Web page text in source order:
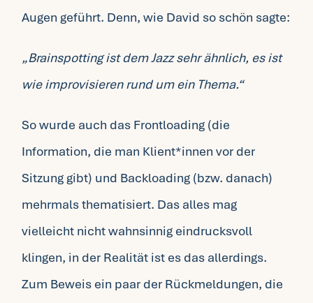
Augen geführt. Denn, wie David so schön sagte:
„Brainspotting ist dem Jazz sehr ähnlich, es ist
wie improvisieren rund um ein Thema.“
So wurde auch das Frontloading (die
Information, die man Klient*innen vor der
Sitzung gibt) und Backloading (bzw. danach)
mehrmals thematisiert. Das alles mag
vielleicht nicht wahnsinnig eindrucksvoll
klingen, in der Realität ist es das allerdings.
Zum Beweis ein paar der Rückmeldungen, die